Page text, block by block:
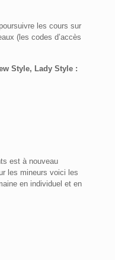
les cours sur
(les codes d’accès
Style, Lady Style :
est à nouveau
les mineurs voici les
en individuel et en